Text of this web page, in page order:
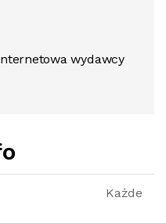
wydawcy
Każde